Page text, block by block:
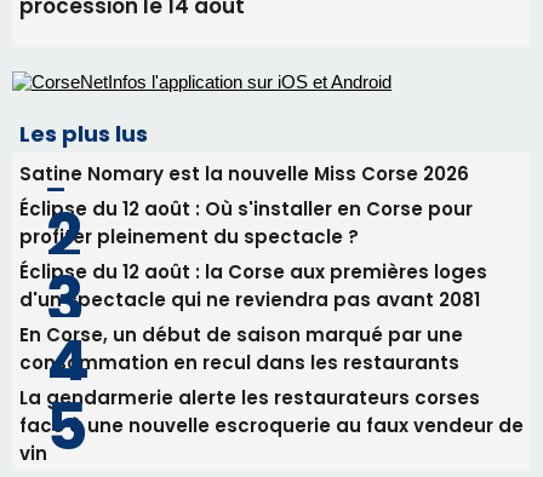
06/08/2026 15:25
projection sous les étoiles
06/08/2026 15:04
Alata - Soirée Tango Argentin au stade de San
Benedetto
05/08/2026 09:53
Biguglia : messe de la Sainte-Marie et
procession le 14 août
Les plus lus
Satine Nomary est la nouvelle Miss Corse 2026